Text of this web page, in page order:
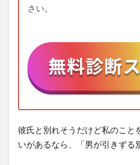
さい。
彼氏と別れそうだけど私のこ
いがあるなら、「男が引きずる